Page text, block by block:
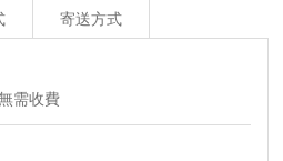
寄送方式
需收費